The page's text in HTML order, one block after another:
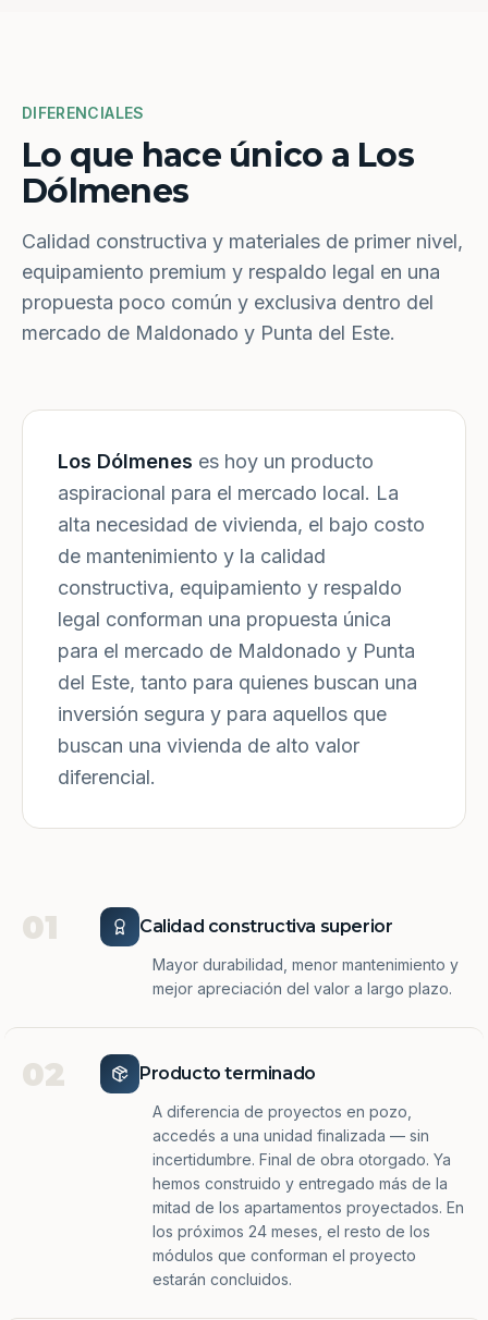
DIFERENCIALES
Lo que hace único a Los
Dólmenes
Calidad constructiva y materiales de primer nivel,
equipamiento premium y respaldo legal en una
propuesta poco común y exclusiva dentro del
mercado de Maldonado y Punta del Este.
Los Dólmenes es hoy un producto
aspiracional para el mercado local. La
alta necesidad de vivienda, el bajo costo
de mantenimiento y la calidad
constructiva, equipamiento y respaldo
legal conforman una propuesta única
para el mercado de Maldonado y Punta
del Este, tanto para quienes buscan una
inversión segura y para aquellos que
buscan una vivienda de alto valor
diferencial.
01 Calidad constructiva superior
Mayor durabilidad, menor mantenimiento y
mejor apreciación del valor a largo plazo.
02 Producto terminado
A diferencia de proyectos en pozo,
accedés a una unidad finalizada — sin
incertidumbre. Final de obra otorgado. Ya
hemos construido y entregado más de la
mitad de los apartamentos proyectados. En
los próximos 24 meses, el resto de los
módulos que conforman el proyecto
estarán concluidos.